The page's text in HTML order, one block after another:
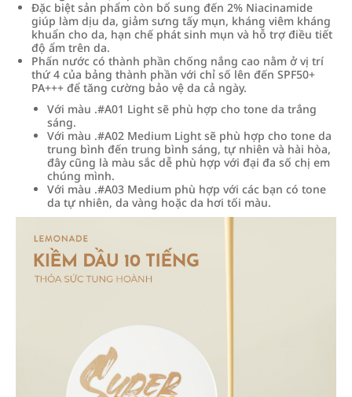
Đặc biệt sản phẩm còn bổ sung đến 2% Niacinamide
giúp làm dịu da, giảm sưng tấy mụn, kháng viêm kháng
khuẩn cho da, hạn chế phát sinh mụn và hỗ trợ điều tiết
độ ẩm trên da.
Phấn nước có thành phần chống nắng cao nằm ở vị trí
thứ 4 của bảng thành phần với chỉ số lên đến SPF50+
PA+++ để tăng cường bảo vệ da cả ngày.
Với màu .#A01 Light sẽ phù hợp cho tone da trắng
sáng.
Với màu .#A02 Medium Light sẽ phù hợp cho tone da
trung bình đến trung bình sáng, tự nhiên và hài hòa,
đây cũng là màu sắc dễ phù hợp với đại đa số chị em
chúng mình.
Với màu .#A03 Medium phù hợp với các bạn có tone
da tự nhiên, da vàng hoặc da hơi tối màu.